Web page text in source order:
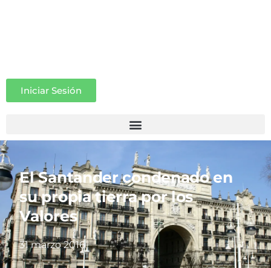
Iniciar Sesión
El Santander condenado en
su propia tierra por los
Valores
31 marzo 2016